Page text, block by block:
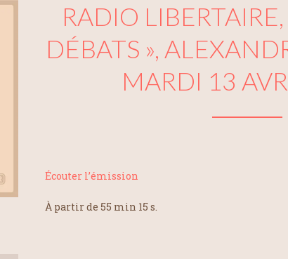
RADIO
DÉBATS »,
MARDI 13
Écouter l’émission
À partir de 55 min 15 s.